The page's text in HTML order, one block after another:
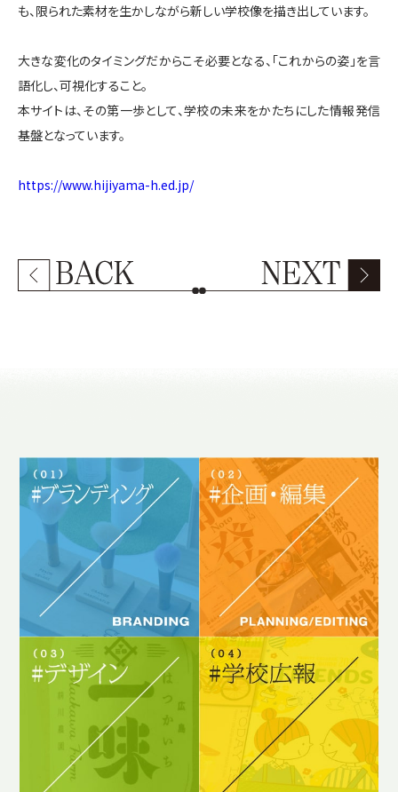
も、限られた素材を生かしながら新しい学校像を描き出しています。
大きな変化のタイミングだからこそ必要となる、「これからの姿」を言
語化し、可視化すること。
本サイトは、その第一歩として、学校の未来をかたちにした情報発信
基盤となっています。
https://www.hijiyama-h.ed.jp/